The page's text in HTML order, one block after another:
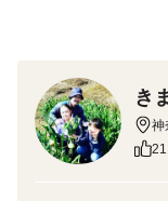
湯河原町は、日
湯河原のみかん
にほどよい酸味
が育ちます。
き
神